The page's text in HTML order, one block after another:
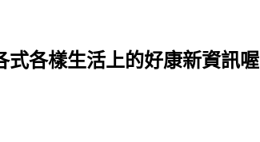
式各樣生活上的好康新資訊喔